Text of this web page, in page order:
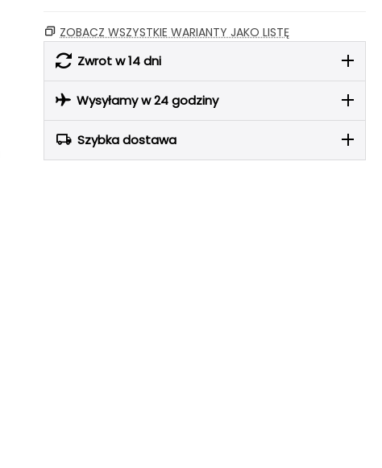
ZOBACZ WSZYSTKIE WARIANTY JAKO LISTĘ
Zwrot w 14 dni
Wysyłamy w 24 godziny
Szybka dostawa